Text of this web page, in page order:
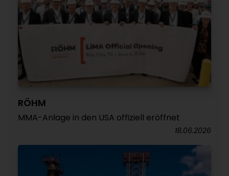
RÖHM
MMA-Anlage in den USA offiziell eröffnet
18.06.2026